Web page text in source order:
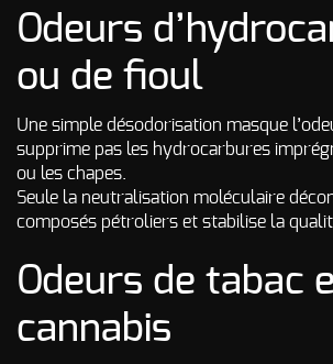
Odeurs
ou de fioul
Une simple désodorisation masque
supprime pas les hydrocarbures
ou les chapes.
Seule la neutralisation moléculaire
composés pétroliers et stabilise la
Odeurs de tabac
cannabis